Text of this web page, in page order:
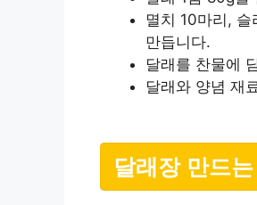
멸치 10마리,
만듭니다.
달래를 찬물에
달래와 양념 재
달래장 만드